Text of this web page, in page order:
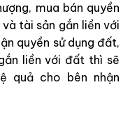
mua bán quyền
tài sản gắn liền với
quyền sử dụng đất,
liền với đất thì sẽ
quả cho bên nhận